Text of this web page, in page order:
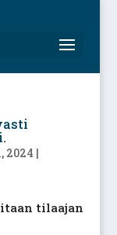
2024 |
tilaajan